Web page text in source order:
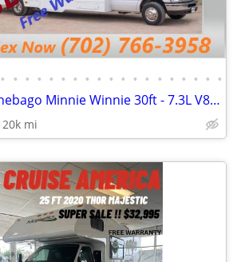
• • • • • • • • • • • • • • • • • • •
2021 Winnebago Minnie Winnie 30ft - 7.3L V8 “Godzilla Engine"
mi